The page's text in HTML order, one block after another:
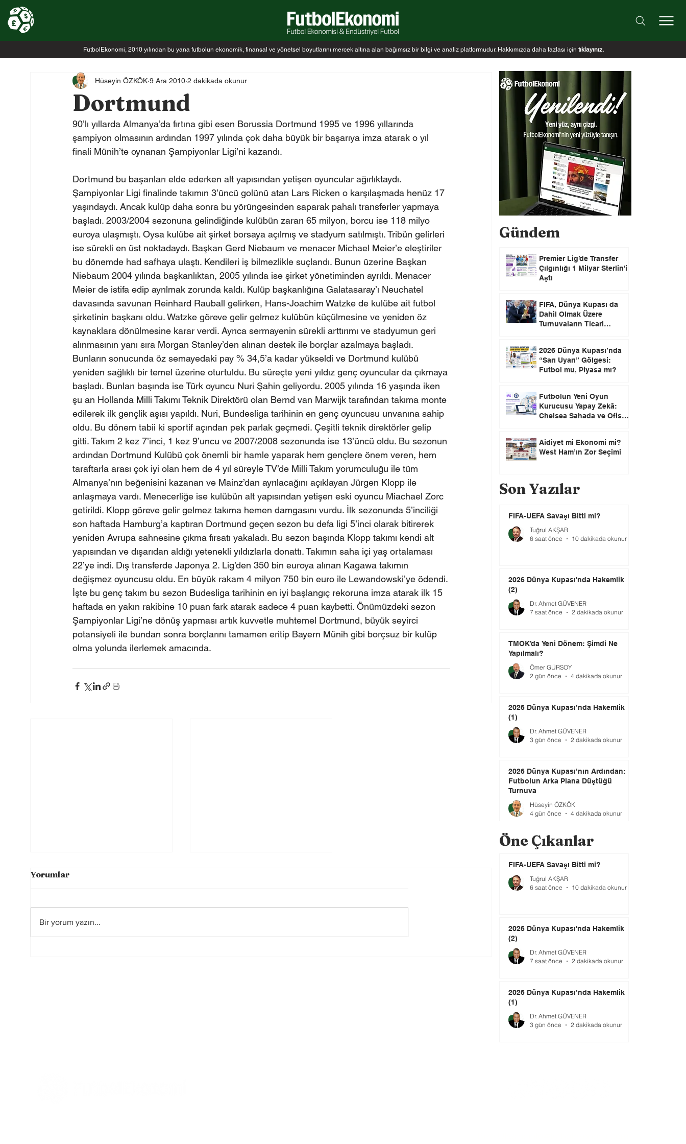
FutbolEkonomi, 2010 yılından bu yana futbolun ekonomik, finansal ve yönetsel boyutlarını mercek altına alan bağımsız bir bilgi ve analiz platformudur. Hakkımızda daha fazlası için tıklayınız.
Dortmund
Hüseyin ÖZKÖK 9 Ara 2010 2 dakikada okunur
90’lı yıllarda Almanya’da fırtına gibi esen Borussia Dortmund 1995 ve 1996 yıllarında
şampiyon olmasının ardından 1997 yılında çok daha büyük bir başarıya imza atarak o yıl
finali Münih’te oynanan Şampiyonlar Ligi’ni kazandı.
Dortmund bu başarıları elde ederken alt yapısından yetişen oyuncular ağırlıktaydı.
Şampiyonlar Ligi finalinde takımın 3’üncü golünü atan Lars Ricken o karşılaşmada henüz 17
yaşındaydı. Ancak kulüp daha sonra bu yörüngesinden saparak pahalı transferler yapmaya
başladı. 2003/2004 sezonuna gelindiğinde kulübün zararı 65 milyon, borcu ise 118 milyo
euroya ulaşmıştı. Oysa kulübe ait şirket borsaya açılmış ve stadyum satılmıştı. Tribün gelirleri
ise sürekli en üst noktadaydı. Başkan Gerd Niebaum ve menacer Michael Meier’e eleştiriler
bu dönemde had safhaya ulaştı. Kendileri iş bilmezlikle suçlandı. Bunun üzerine Başkan
Niebaum 2004 yılında başkanlıktan, 2005 yılında ise şirket yönetiminden ayrıldı. Menacer
Meier de istifa edip ayrılmak zorunda kaldı. Kulüp başkanlığına Galatasaray’ı Neuchatel
davasında savunan Reinhard Rauball gelirken, Hans-Joachim Watzke de kulübe ait futbol
şirketinin başkanı oldu. Watzke göreve gelir gelmez kulübün küçülmesine ve yeniden öz
kaynaklara dönülmesine karar verdi. Ayrıca sermayenin sürekli arttırımı ve stadyumun geri
alınmasının yanı sıra Morgan Stanley’den alınan destek ile borçlar azalmaya başladı.
Bunların sonucunda öz semayedaki pay % 34,5’a kadar yükseldi ve Dortmund kulübü
yeniden sağlıklı bir temel üzerine oturtuldu. Bu süreçte yeni yıldız genç oyuncular da çıkmaya
başladı. Bunları başında ise Türk oyuncu Nuri Şahin geliyordu. 2005 yılında 16 yaşında iken
şu an Hollanda Milli Takımı Teknik Direktörü olan Bernd van Marwijk tarafından takıma monte
edilerek ilk gençlik aşısı yapıldı. Nuri, Bundesliga tarihinin en genç oyuncusu unvanına sahip
oldu. Bu dönem tabii ki sportif açından pek parlak geçmedi. Çeşitli teknik direktörler gelip
gitti. Takım 2 kez 7’inci, 1 kez 9’uncu ve 2007/2008 sezonunda ise 13’üncü oldu. Bu sezonun
ardından Dortmund Kulübü çok önemli bir hamle yaparak hem gençlere önem veren, hem
taraftarla arası çok iyi olan hem de 4 yıl süreyle TV’de Milli Takım yorumculuğu ile tüm
Almanya’nın beğenisini kazanan ve Mainz’dan ayrılacağını açıklayan Jürgen Klopp ile
anlaşmaya vardı. Menecerliğe ise kulübün alt yapısından yetişen eski oyuncu Miachael Zorc
getirildi. Klopp göreve gelir gelmez takıma hemen damgasını vurdu. İlk sezonunda 5’inciliği
son haftada Hamburg’a kaptıran Dortmund geçen sezon bu defa ligi 5’inci olarak bitirerek
yeniden Avrupa sahnesine çıkma fırsatı yakaladı. Bu sezon başında Klopp takımı kendi alt
yapısından ve dışarıdan aldığı yetenekli yıldızlarla donattı. Takımın saha içi yaş ortalaması
22’ye indi. Dış transferde Japonya 2. Lig’den 350 bin euroya alınan Kagawa takımın
değişmez oyuncusu oldu. En büyük rakam 4 milyon 750 bin euro ile Lewandowski’ye ödendi.
İşte bu genç takım bu sezon Budesliga tarihinin en iyi başlangıç rekoruna imza atarak ilk 15
haftada en yakın rakibine 10 puan fark atarak sadece 4 puan kaybetti. Önümüzdeki sezon
Şampiyonlar Ligi’ne dönüş yapması artık kuvvetle muhtemel Dortmund, büyük seyirci
potansiyeli ile bundan sonra borçlarını tamamen eritip Bayern Münih gibi borçsuz bir kulüp
olma yolunda ilerlemek amacında.
Yorumlar
Bir yorum yazın...
Gündem
Premier Lig’de Transfer
Çılgınlığı 1 Milyar Sterlin'i
Aştı
FIFA, Dünya Kupası da
Dahil Olmak Üzere
Turnuvaların Ticari
2026 Dünya Kupası’nda
“Sarı Uyarı” Gölgesi:
Futbol mu, Piyasa mı?
Futbolun Yeni Oyun
Kurucusu Yapay Zekâ:
Chelsea Sahada ve Ofiste
Aidiyet mi Ekonomi mi?
West Ham’ın Zor Seçimi
Son Yazılar
FIFA-UEFA Savaşı Bitti mi?
Tuğrul AKŞAR
6 saat önce
10 dakikada okunur
2026 Dünya Kupası'nda Hakemlik
(2)
Dr. Ahmet GÜVENER
7 saat önce
2 dakikada okunur
TMOK’da Yeni Dönem: Şimdi Ne
Yapılmalı?
Ömer GÜRSOY
2 gün önce
4 dakikada okunur
2026 Dünya Kupası’nda Hakemlik
(1)
Dr. Ahmet GÜVENER
3 gün önce
2 dakikada okunur
2026 Dünya Kupası’nın Ardından:
Futbolun Arka Plana Düştüğü
Turnuva
Hüseyin ÖZKÖK
4 gün önce
4 dakikada okunur
Öne Çıkanlar
FIFA-UEFA Savaşı Bitti mi?
Tuğrul AKŞAR
6 saat önce
10 dakikada okunur
2026 Dünya Kupası'nda Hakemlik
(2)
Dr. Ahmet GÜVENER
7 saat önce
2 dakikada okunur
2026 Dünya Kupası’nda Hakemlik
(1)
Dr. Ahmet GÜVENER
3 gün önce
2 dakikada okunur